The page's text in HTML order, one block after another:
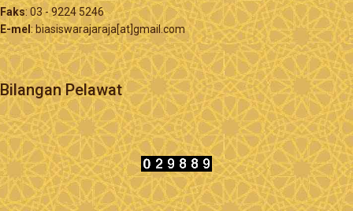
Faks: 03 - 9224 5246
E-mel: biasiswarajaraja[at]gmail.com
Bilangan Pelawat